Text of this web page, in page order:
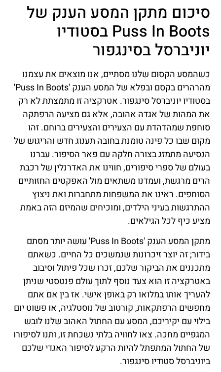
סיכום מתקן המסע הענק של
Puss In Boots בסטודיו
יוניברסל בסינגפור
כשהמסע הקסום שלנו מסתיים, אנו מוצאים את עצמנו
מהרהרים בקסם ובפלא של המסע הענק 'Puss In Boots'
בסטודיו יוניברסל סינגפור. אטרקציה זו מתמצתת לא רק
את המהות של אגדה אהובה, אלא גם מציעה הרפתקה
סוחפת שמהדהדת עם הצעירים והצעירים ברוחם. זהו
מקום שבו כל פינה טומנת בחובה תענוג חדש והריגוש של
הנסיעה מתמזג בצורה חלקה עם פאר הסיפור. עברנו
בעולם של ספרי סיפורים, חווינו את האדרנלין של רכבת
הרים מרגשת, ועמדנו משתאים מול האפקטים החזותיים
הסוחפים. ראינו את המשפחות מתחברות ואת ניצוץ
ההתרגשות בעיני הילדים, ומוכיחים שהמיזם הזה באמת
מציע כיף לכל הגילאים.
מתקן המסע הענק 'Puss In Boots' עושה יותר מסתם
בידור; זה יוצר זיכרונות שנמשכים כל החיים. כשאתם
מתכננים את הביקור שלכם, זכרו שכל פיתול וסיבוב
באטרקציה זו הוא צעד נוסף לתוך עולם פנטסטי שניתן
להעריך אותו במלואו רק באופן אישי. אז בין אם אתם
מחפשים הרפתקאות, קורטוב של נוסטלגיה, או פשוט יום
בילוי עם יקיריכם, המסע עם החתול האהוב שלנו לובש
המגפיים מחכה. צאו לחוויה בלתי נשכחת זו, ותנו לסיפורו
של החתול המתפתל להיות הרקע לסיפור האגדי שלכם
ביוניברסל סטודיו סינגפור.